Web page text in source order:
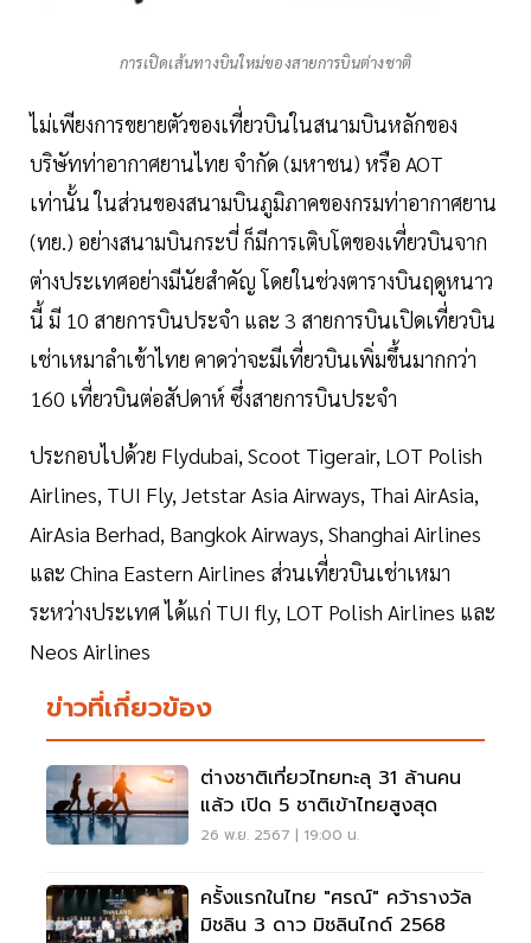
การเปิดเส้นทางบินใหม่ของสายการบินต่างชาติ
ไม่เพียงการขยายตัวของเที่ยวบินในสนามบินหลักของ
บริษัทท่าอากาศยานไทย จำกัด (มหาชน) หรือ AOT
เท่านั้น ในส่วนของสนามบินภูมิภาคของกรมท่าอากาศยาน
(ทย.) อย่างสนามบินกระบี่ ก็มีการเติบโตของเที่ยวบินจาก
ต่างประเทศอย่างมีนัยสำคัญ โดยในช่วงตารางบินฤดูหนาว
นี้ มี 10 สายการบินประจำ และ 3 สายการบินเปิดเที่ยวบิน
เช่าเหมาลำเข้าไทย คาดว่าจะมีเที่ยวบินเพิ่มขึ้นมากกว่า
160 เที่ยวบินต่อสัปดาห์ ซึ่งสายการบินประจำ
ประกอบไปด้วย Flydubai, Scoot Tigerair, LOT Polish
Airlines, TUI Fly, Jetstar Asia Airways, Thai AirAsia,
AirAsia Berhad, Bangkok Airways, Shanghai Airlines
และ China Eastern Airlines ส่วนเที่ยวบินเช่าเหมา
ระหว่างประเทศ ได้แก่ TUI fly, LOT Polish Airlines และ
Neos Airlines
ข่าวที่เกี่ยวข้อง
ต่างชาติเที่ยวไทยทะลุ 31 ล้านคน
แล้ว เปิด 5 ชาติเข้าไทยสูงสุด
26 พ.ย. 2567 | 19:00 น.
ครั้งแรกในไทย "ศรณ์" คว้ารางวัล
มิชลิน 3 ดาว มิชลินไกด์ 2568